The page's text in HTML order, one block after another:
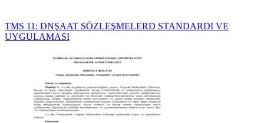
TMS 11: ĐNŞAAT SÖZLEŞMELERĐ STANDARDI VE
UYGULAMASI